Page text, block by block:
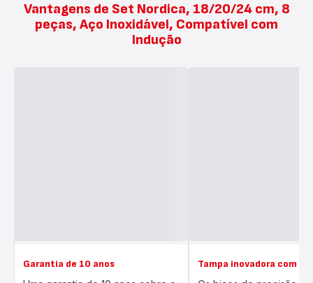
Vantagens de Set Nordica, 18/20/24 cm, 8
peças, Aço Inoxidável, Compatível com
Indução
Garantia de 10 anos
Tampa inovadora com